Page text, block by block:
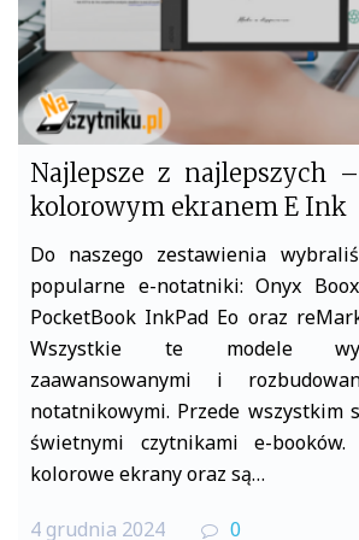
Najlepsze z najlepszych
kolorowym ekranem E Ink
Do naszego zestawienia
popularne e-notatniki: Onyx
PocketBook InkPad Eo oraz
Wszystkie te modele
zaawansowanymi i
notatnikowymi. Przede wszystkim
świetnymi czytnikami e-booków.
kolorowe ekrany oraz są…
4 grudnia 2024 0